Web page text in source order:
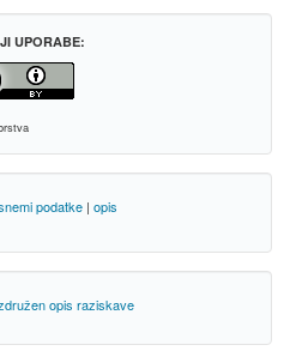
UPORABE:
podatke |opis
opis raziskave